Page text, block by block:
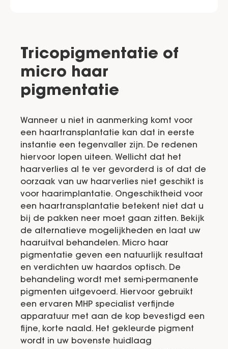
Tricopigmentatie of
micro haar
pigmentatie
Wanneer u niet in aanmerking komt voor
een haartransplantatie kan dat in eerste
instantie een tegenvaller zijn. De redenen
hiervoor lopen uiteen. Wellicht dat het
haarverlies al te ver gevorderd is of dat de
oorzaak van uw haarverlies niet geschikt is
voor haarimplantatie. Ongeschiktheid voor
een haartransplantatie betekent niet dat u
bij de pakken neer moet gaan zitten. Bekijk
de alternatieve mogelijkheden en laat uw
haaruitval behandelen. Micro haar
pigmentatie geven een natuurlijk resultaat
en verdichten uw haardos optisch. De
behandeling wordt met semi-permanente
pigmenten uitgevoerd. Hiervoor gebruikt
een ervaren MHP specialist verfijnde
apparatuur met aan de kop bevestigd een
fijne, korte naald. Het gekleurde pigment
wordt in uw bovenste huidlaag